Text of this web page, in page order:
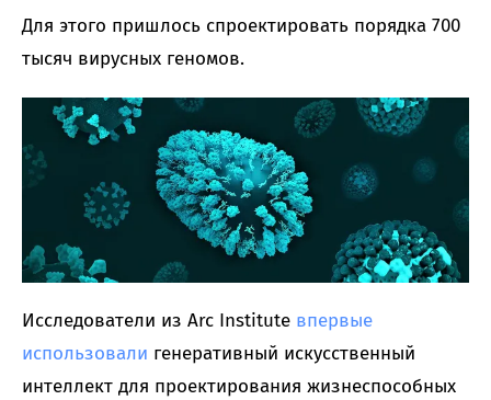
Для этого пришлось спроектировать порядка 700
тысяч вирусных геномов.
Исследователи из Arc Institute впервые
использовали генеративный искусственный
интеллект для проектирования жизнеспособных